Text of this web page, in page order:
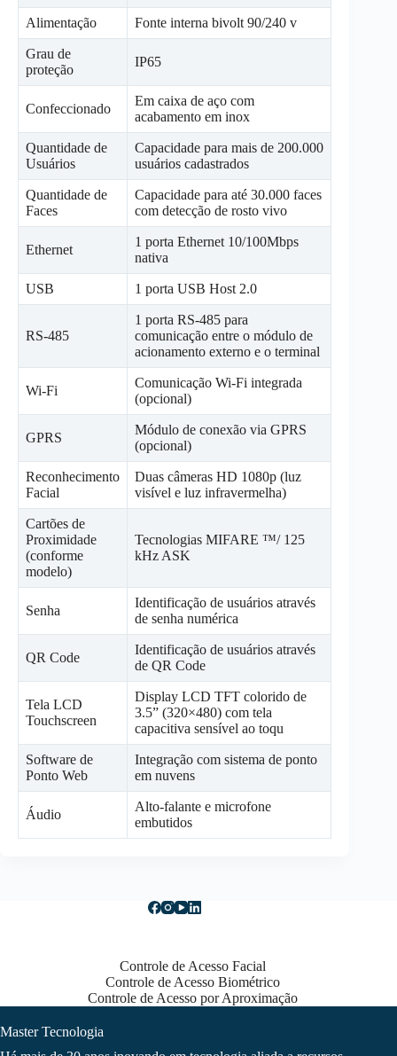
Alimentação Fonte interna bivolt 90/240 v
Grau de
proteção
IP65
Confeccionado
Em caixa de aço com
acabamento em inox
Quantidade de
Usuários
Capacidade para mais de 200.000
usuários cadastrados
Quantidade de
Faces
Capacidade para até 30.000 faces
com detecção de rosto vivo
Ethernet
1 porta Ethernet 10/100Mbps
nativa
USB 1 porta USB Host 2.0
RS-485
1 porta RS-485 para
comunicação entre o módulo de
acionamento externo e o terminal
Wi-Fi
Comunicação Wi-Fi integrada
(opcional)
GPRS
Módulo de conexão via GPRS
(opcional)
Reconhecimento
Facial
Duas câmeras HD 1080p (luz
visível e luz infravermelha)
Cartões de
Proximidade
(conforme
modelo)
Tecnologias MIFARE ™/ 125
kHz ASK
Senha
Identificação de usuários através
de senha numérica
QR Code
Identificação de usuários através
de QR Code
Tela LCD
Touchscreen
Display LCD TFT colorido de
3.5” (320×480) com tela
capacitiva sensível ao toqu
Software de
Ponto Web
Integração com sistema de ponto
em nuvens
Áudio
Alto-falante e microfone
embutidos
Controle de Acesso Facial
Controle de Acesso Biométrico
Controle de Acesso por Aproximação
Master Tecnologia